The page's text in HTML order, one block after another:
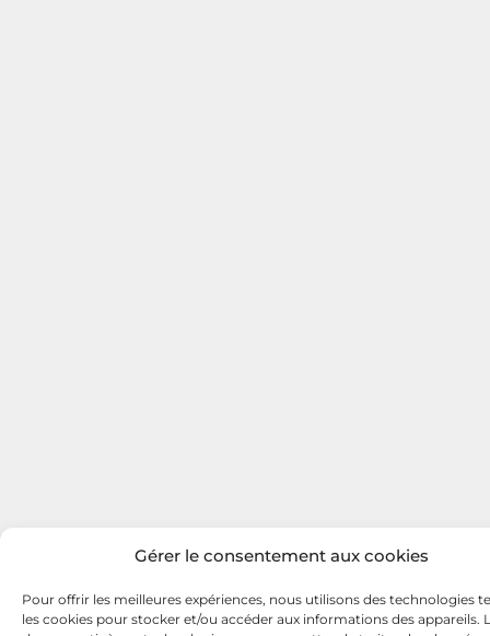
Gérer le consentement aux cookies
Pour offrir les meilleures expériences, nous utilisons des technologies
les cookies pour stocker et/ou accéder aux informations des appareils.